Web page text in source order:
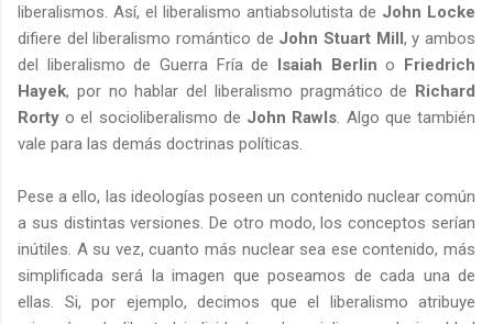
liberalismos. Así, el liberalismo antiabsolutista de John Locke
difiere del liberalismo romántico de John Stuart Mill, y ambos
del liberalismo de Guerra Fría de Isaiah Berlin o Friedrich
Hayek, por no hablar del liberalismo pragmático de Richard
Rorty o el socioliberalismo de John Rawls . Algo que también
vale para las demás doctrinas políticas.
Pese a ello, las ideologías poseen un contenido nuclear común
a sus distintas versiones. De otro modo, los conceptos serían
inútiles. A su vez, cuanto más nuclear sea ese contenido, más
simplificada será la imagen que poseamos de cada una de
ellas. Si, por ejemplo, decimos que el liberalismo atribuye